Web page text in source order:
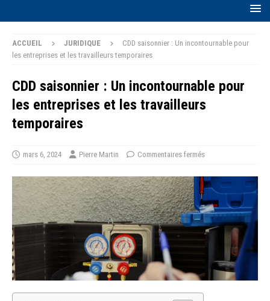
ACCUEIL JURIDIQUE
CDD saisonnier : Un incontournable pour
les entreprises et les travailleurs temporaires
CDD saisonnier : Un incontournable pour
les entreprises et les travailleurs
temporaires
mars 6, 2024 Pierre Martin Commentaires fermés